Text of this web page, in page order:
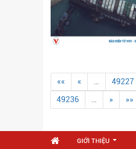
«« « … 49227
49236
… » »»
GIỚI THIỆU